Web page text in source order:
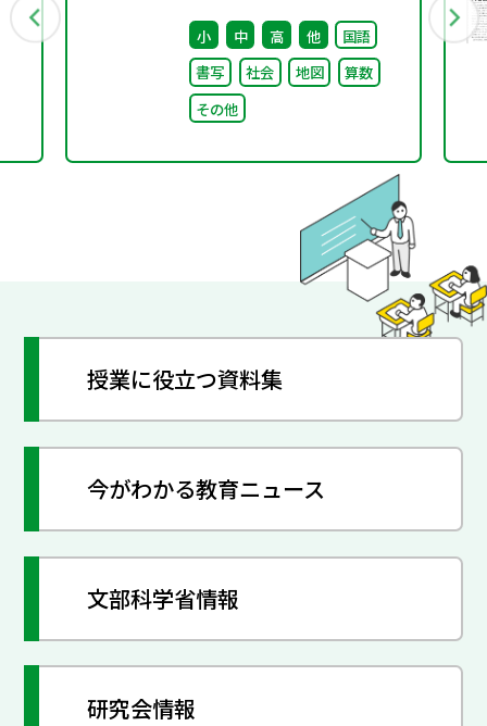
に関する特別部会（第1
回） 配布資料
小 中 高 他
国語
書写
社会 地図
算数
その他
授業に役立つ資料集
今がわかる教育ニュース
文部科学省情報
研究会情報